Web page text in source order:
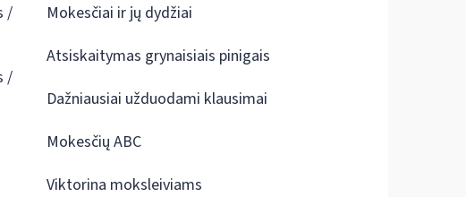
/
/
Mokesčiai ir jų dydžiai
Atsiskaitymas grynaisiais pinigais
Dažniausiai užduodami klausimai
Mokesčių ABC
Viktorina moksleiviams